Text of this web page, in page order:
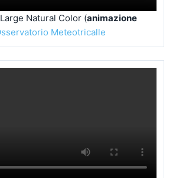
Natural Color (animazione
Meteotricalle